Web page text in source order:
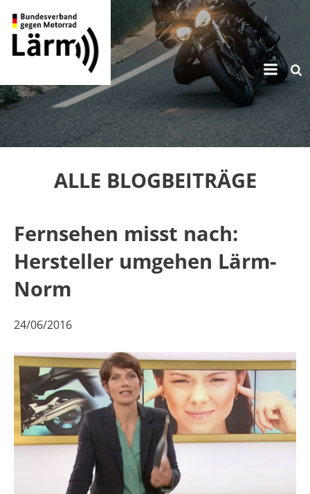
Zum
Inhalt
springen
ALLE BLOGBEITRÄGE
Fernsehen misst nach:
Hersteller umgehen Lärm-
Norm
24/06/2016